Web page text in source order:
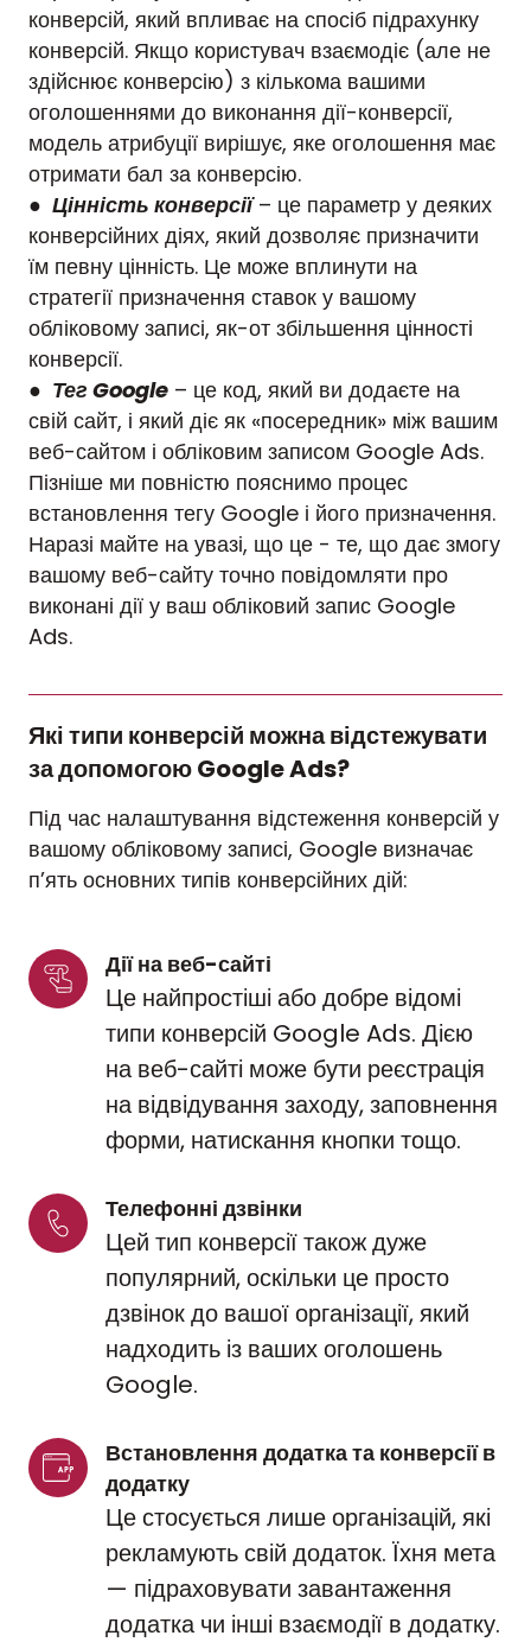
конверсій, який впливає на спосіб підрахунку
конверсій. Якщо користувач взаємодіє (але не
здійснює конверсію) з кількома вашими
оголошеннями до виконання дії-конверсії,
модель атрибуції вирішує, яке оголошення має
отримати бал за конверсію.
● Цінність конверсії– це параметр у деяких
конверсійних діях, який дозволяє призначити
їм певну цінність. Це може вплинути на
стратегії призначення ставок у вашому
обліковому записі, як-от збільшення цінності
конверсії.
● Тег Google – це код, який ви додаєте на
свій сайт, і який діє як «посередник» між вашим
веб-сайтом і обліковим записом Google Ads.
Пізніше ми повністю пояснимо процес
встановлення тегу Google і його призначення.
Наразі майте на увазі, що це - те, що дає змогу
вашому веб-сайту точно повідомляти про
виконані дії у ваш обліковий запис Google
Ads.
Які типи конверсій можна відстежувати
за допомогою Google Ads?
Під час налаштування відстеження конверсій у
вашому обліковому записі, Google визначає
п’ять основних типів конверсійних дій:
Дії на веб-сайті
Це найпростіші або добре відомі
типи конверсій Google Ads. Дією
на веб-сайті може бути реєстрація
на відвідування заходу, заповнення
форми, натискання кнопки тощо.
Телефонні дзвінки
Цей тип конверсії також дуже
популярний, оскільки це просто
дзвінок до вашої організації, який
надходить із ваших оголошень
Google.
Встановлення додатка та конверсії в
додатку
Це стосується лише організацій, які
рекламують свій додаток. Їхня мета
— підраховувати завантаження
додатка чи інші взаємодії в додатку.